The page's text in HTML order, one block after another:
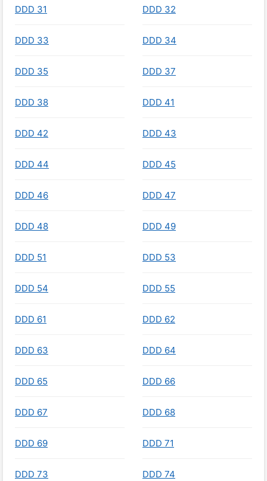
DDD 31 DDD 32
DDD 33 DDD 34
DDD 35 DDD 37
DDD 38 DDD 41
DDD 42 DDD 43
DDD 44 DDD 45
DDD 46 DDD 47
DDD 48 DDD 49
DDD 51 DDD 53
DDD 54 DDD 55
DDD 61 DDD 62
DDD 63 DDD 64
DDD 65 DDD 66
DDD 67 DDD 68
DDD 69 DDD 71
DDD 73 DDD 74